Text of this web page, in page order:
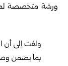
ولفت إلى أن
بما يضمن